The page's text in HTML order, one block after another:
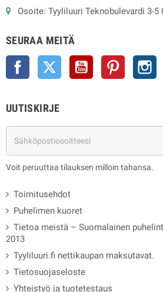
Osoite: Tyyliluuri Teknobulevardi 3-5
SEURAA MEITÄ
Facebook Twitter YouTube Pinterest
UUTISKIRJE
Voit peruuttaa tilauksen milloin tahansa.
Toimitusehdot
Puhelimen kuoret
Tietoa meistä – Suomalainen
2013
Tyyliluuri.fi nettikaupan maksutavat.
Tietosuojaseloste
Yhteistyö ja tuotetestaus